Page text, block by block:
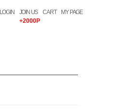
LOGIN
+2000P
JOIN US CART MY PAGE